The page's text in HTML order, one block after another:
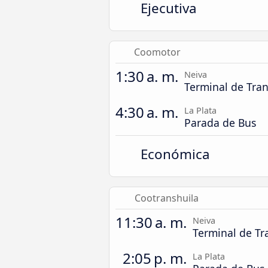
Ejecutiva
Coomotor
1:30 a. m. Neiva
Terminal de
4:30 a. m. La Plata
Parada de Bus
Económica
Cootranshuila
11:30 a. m. Neiva
Terminal de
2:05 p. m. La Plata